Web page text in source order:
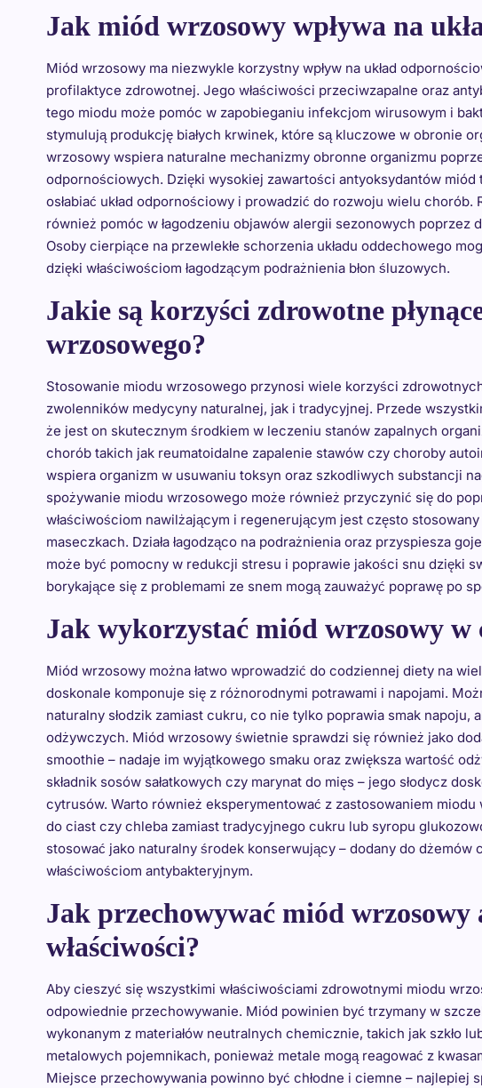
Jak miód wrzosowy wpływa na
Miód wrzosowy ma niezwykle korzystny wpływ na układ
profilaktyce zdrowotnej. Jego właściwości przeciwzapalne oraz
tego miodu może pomóc w zapobieganiu infekcjom wirusowym i
stymulują produkcję białych krwinek, które są kluczowe w obronie
wrzosowy wspiera naturalne mechanizmy obronne organizmu
odpornościowych. Dzięki wysokiej zawartości antyoksydantów
osłabiać układ odpornościowy i prowadzić do rozwoju wielu
również pomóc w łagodzeniu objawów alergii sezonowych poprzez
Osoby cierpiące na przewlekłe schorzenia układu oddechowego
dzięki właściwościom łagodzącym podrażnienia błon śluzowych.
Jakie są korzyści zdrowotne
wrzosowego?
Stosowanie miodu wrzosowego przynosi wiele korzyści
zwolenników medycyny naturalnej, jak i tradycyjnej. Przede
że jest on skutecznym środkiem w leczeniu stanów zapalnych
chorób takich jak reumatoidalne zapalenie stawów czy choroby
wspiera organizm w usuwaniu toksyn oraz szkodliwych substancji
spożywanie miodu wrzosowego może również przyczynić się do
właściwościom nawilżającym i regenerującym jest często
maseczkach. Działa łagodząco na podrażnienia oraz przyspiesza
może być pomocny w redukcji stresu i poprawie jakości snu dzięki
borykające się z problemami ze snem mogą zauważyć poprawę po
Jak wykorzystać miód wrzosowy w
Miód wrzosowy można łatwo wprowadzić do codziennej diety na
doskonale komponuje się z różnorodnymi potrawami i napojami.
naturalny słodzik zamiast cukru, co nie tylko poprawia smak napoju,
odżywczych. Miód wrzosowy świetnie sprawdzi się również jako
smoothie – nadaje im wyjątkowego smaku oraz zwiększa wartość
składnik sosów sałatkowych czy marynat do mięs – jego słodycz
cytrusów. Warto również eksperymentować z zastosowaniem
do ciast czy chleba zamiast tradycyjnego cukru lub syropu
stosować jako naturalny środek konserwujący – dodany do dżemów
właściwościom antybakteryjnym.
Jak przechowywać miód wrzosowy
właściwości?
Aby cieszyć się wszystkimi właściwościami zdrowotnymi miodu
odpowiednie przechowywanie. Miód powinien być trzymany w
wykonanym z materiałów neutralnych chemicznie, takich jak szkło
metalowych pojemnikach, ponieważ metale mogą reagować z
Miejsce przechowywania powinno być chłodne i ciemne – najlepiej